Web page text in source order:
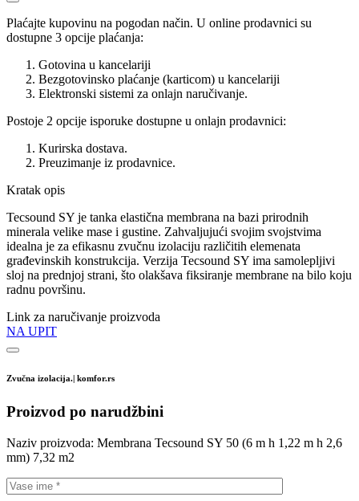
Plaćajte kupovinu na pogodan način. U online prodavnici su
dostupne 3 opcije plaćanja:
Gotovina u kancelariji
Bezgotovinsko plaćanje (karticom) u kancelariji
Elektronski sistemi za onlajn naručivanje.
Postoje 2 opcije isporuke dostupne u onlajn prodavnici:
Kurirska dostava.
Preuzimanje iz prodavnice.
Kratak opis
Tecsound SY je tanka elastična membrana na bazi prirodnih
minerala velike mase i gustine. Zahvaljujući svojim svojstvima
idealna je za efikasnu zvučnu izolaciju različitih elemenata
građevinskih konstrukcija. Verzija Tecsound SY ima samolepljivi
sloj na prednjoj strani, što olakšava fiksiranje membrane na bilo koju
radnu površinu.
Link za naručivanje proizvoda
NA UPIT
Zvučna izolacija.| komfor.rs
Proizvod po narudžbini
Naziv proizvoda: Membrana Tecsound SY 50 (6 m h 1,22 m h 2,6
mm) 7,32 m2